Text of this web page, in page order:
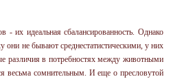
- их идеальная сбалансированность. Однако
они не бывают среднестатистическими, у них
различия в потребностях между животными
весьма сомнительным. И еще о пресловутой